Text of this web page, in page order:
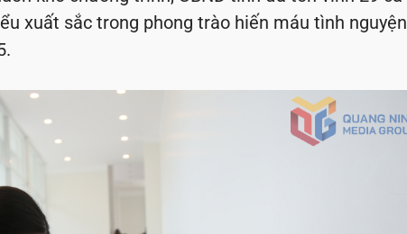
xuất sắc trong phong trào hiến máu tình nguyện